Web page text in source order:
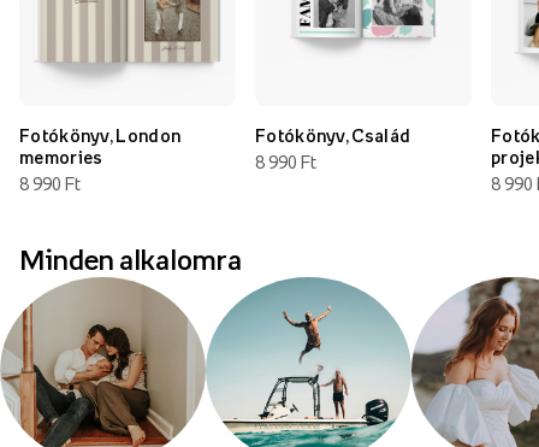
Fotókönyv, London
memories
8 990 Ft
Fotókönyv, Család
8 990 Ft
8 990
Minden alkalomra